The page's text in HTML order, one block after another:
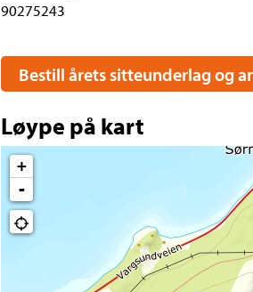
90275243
Bestill årets sitteunderlag og
Løype på kart
+
-